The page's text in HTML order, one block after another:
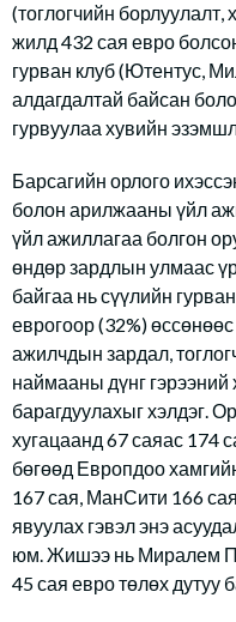
(тоглогчийн борлуулалт,
жилд 432 сая евро
гурван клуб (Ютентус,
алдагдалтай байсан
гурвуулаа хувийн
Барсагийн орлого
болон арилжааны үйл
үйл ажиллагаа болгон
өндөр зардлын улмаас
байгаа нь сүүлийн
еврогоор (32%)
ажилчдын зардал,
наймааны дүнг
барагдуулахыг хэлдэг.
хугацаанд 67 саяас 174
бөгөөд Европдоо
167 сая, МанСити 166
явуулах гэвэл энэ
юм. Жишээ нь Миралем
45 сая евро төлөх дутуу